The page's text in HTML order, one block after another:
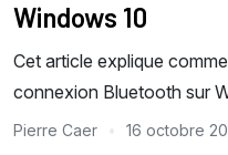
Windows 10
Cet article explique
connexion Bluetooth sur
Pierre Caer 16 octobre